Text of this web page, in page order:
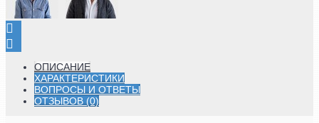
ОПИСАНИЕ
ХАРАКТЕРИСТИКИ
ВОПРОСЫ И ОТВЕТЫ
ОТЗЫВОВ (0)